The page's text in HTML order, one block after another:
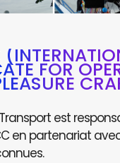
FOR
Transport est
en partenariat